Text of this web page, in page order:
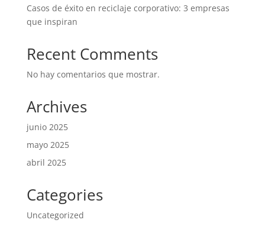
Casos de éxito en reciclaje corporativo: 3 empresas
que inspiran
Recent Comments
No hay comentarios que mostrar.
Archives
junio 2025
mayo 2025
abril 2025
Categories
Uncategorized